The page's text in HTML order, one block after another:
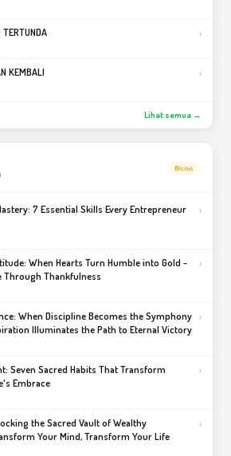
›
KEMBALI ›
Lihat semua →
Bisnis
7 Essential Skills Every Entrepreneur
›
When Hearts Turn Humble into Gold -
Through Thankfulness
›
When Discipline Becomes the Symphony
Illuminates the Path to Eternal Victory
›
Seven Sacred Habits That Transform
Embrace
›
the Sacred Vault of Wealthy
Your Mind, Transform Your Life
›